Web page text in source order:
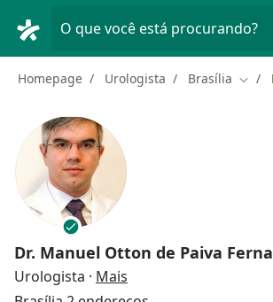
O que você está procurando?
Homepage Urologista Brasília
Dr. Manuel Otton de Paiva
Urologista · Mais